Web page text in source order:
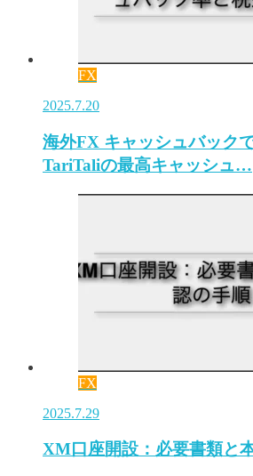
FX
2025.7.20
海外FX キャッシュバック
TariTaliの最高キャッシュ…
FX
2025.7.29
XM口座開設：必要書類と